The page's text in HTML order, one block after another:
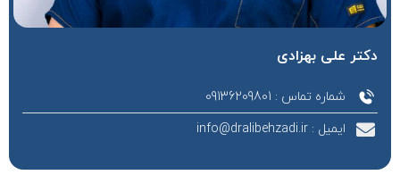
دکتر علی بهزادی
شماره تماس : 09136209801
ایمیل : info@dralibehzadi.ir